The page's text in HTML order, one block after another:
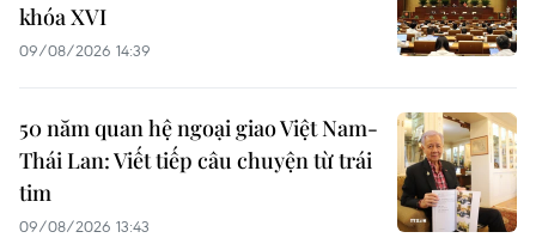
khóa XVI
09/08/2026 14:39
50 năm quan hệ ngoại giao Việt Nam-
Thái Lan: Viết tiếp câu chuyện từ trái
tim
09/08/2026 13:43